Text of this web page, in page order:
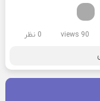
لینکدین
90 views 0 نظر